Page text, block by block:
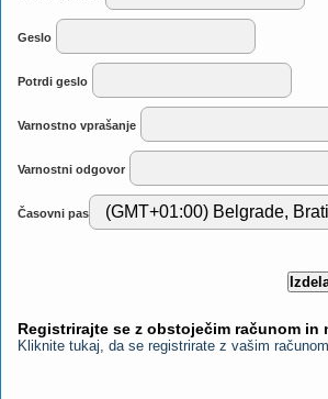
Geslo
Potrdi geslo
Varnostno vprašanje
Varnostni odgovor
Časovni pas
Registrirajte se z obstoječim računom in
Kliknite tukaj, da se registrirate z vašim